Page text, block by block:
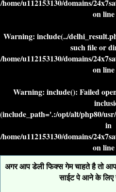
/home/u112153130/domains/
on
Warning: include(../
such file or
/home/u112153130/domains/
on
Warning: include(): Failed
(include_path='.:/opt/alt/php80/
in
/home/u112153130/domains/
on
अगर आप डेली फिक्स गेम चाहते है तो
साईट पे आने के लिए